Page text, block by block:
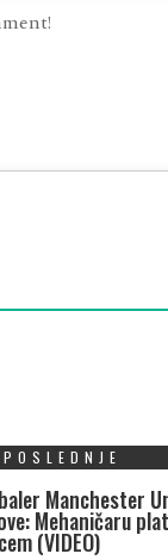
POSLEDNJE
Manchester
Mehaničaru
(VIDEO)